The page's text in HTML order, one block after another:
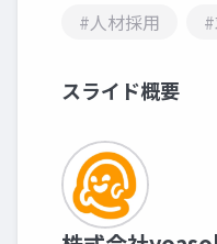
#人材採用
スライド概要